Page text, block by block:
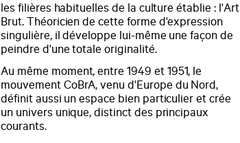
les filières habituelles de la culture établie : l'Art
Brut. Théoricien de cette forme d'expression
singulière, il développe lui-même une façon de
peindre d'une totale originalité.
Au même moment, entre 1949 et 1951, le
mouvement CoBrA, venu d'Europe du Nord,
définit aussi un espace bien particulier et crée
un univers unique, distinct des principaux
courants.